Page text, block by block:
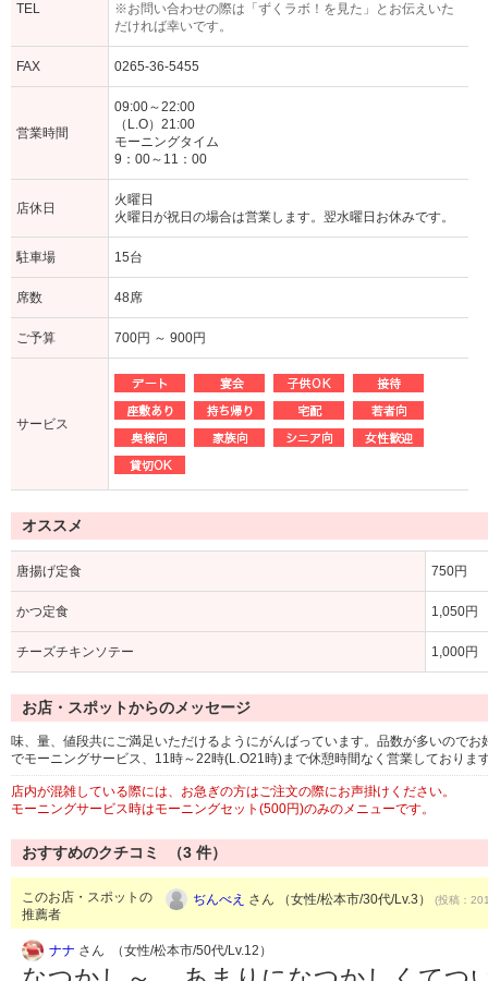
TEL
※お問い合わせの際は「ずくラボ！を見た」とお伝えいた
だければ幸いです。
FAX 0265-36-5455
営業時間
09:00～22:00
（L.O）21:00
モーニングタイム
9：00～11：00
店休日
火曜日
火曜日が祝日の場合は営業します。翌水曜日お休みです。
駐車場 15台
席数 48席
ご予算 700円 ～ 900円
サービス
オススメ
唐揚げ定食 750円
かつ定食 1,050円
チーズチキンソテー 1,000円
お店・スポットからのメッセージ
味、量、値段共にご満足いただけるようにがんばっています。品数が多いので
でモーニングサービス、11時～22時(L.O21時)まで休憩時間なく営業しておりま
店内が混雑している際には、お急ぎの方はご注文の際にお声掛けください。
モーニングサービス時はモーニングセット(500円)のみのメニューです。
おすすめのクチコミ （3 件）
このお店・スポットの
推薦者
ぢんべえ さん （女性/松本市/30代/Lv.3） (投稿：
ナナ さん （女性/松本市/50代/Lv.12）